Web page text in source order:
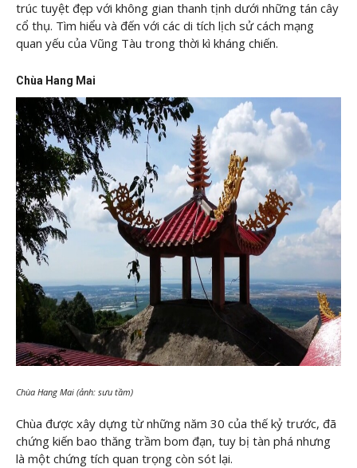
trúc tuyệt đẹp với không gian thanh tịnh dưới những tán cây
cổ thụ. Tìm hiểu và đến với các di tích lịch sử cách mạng
quan yếu của Vũng Tàu trong thời kì kháng chiến.
Chùa Hang Mai
Chùa Hang Mai (ảnh: sưu tầm)
Chùa được xây dựng từ những năm 30 của thế kỷ trước, đã
chứng kiến ​​bao thăng trầm bom đạn, tuy bị tàn phá nhưng
là một chứng tích quan trọng còn sót lại.